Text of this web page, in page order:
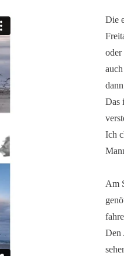
Die
oder
Das
Ich
Am
Den